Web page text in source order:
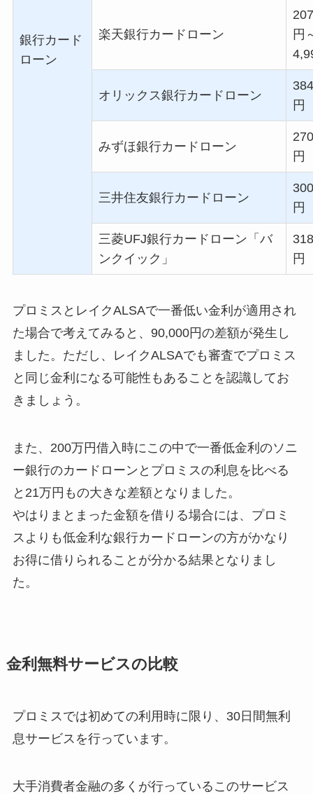
銀行カード
ローン
楽天銀行カードローン
円
オリックス銀行カードローン
円
みずほ銀行カードローン
円
三井住友銀行カードローン
円
三菱UFJ銀行カードローン「バ
ンクイック」
円
プロミスとレイクALSAで一番低い金利が適用され
た場合で考えてみると、90,000円の差額が発生し
ました。ただし、レイクALSAでも審査でプロミス
と同じ金利になる可能性もあることを認識してお
きましょう。
また、200万円借入時にこの中で一番低金利のソニ
ー銀行のカードローンとプロミスの利息を比べる
と21万円もの大きな差額となりました。
やはりまとまった金額を借りる場合には、プロミ
スよりも低金利な銀行カードローンの方がかなり
お得に借りられることが分かる結果となりまし
た。
金利無料サービスの比較
プロミスでは初めての利用時に限り、30日間無利
息サービスを行っています。
大手消費者金融の多くが行っているこのサービス